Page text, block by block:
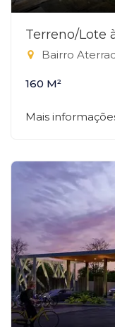
Terreno/Lote
Bairro
160 M²
Mais